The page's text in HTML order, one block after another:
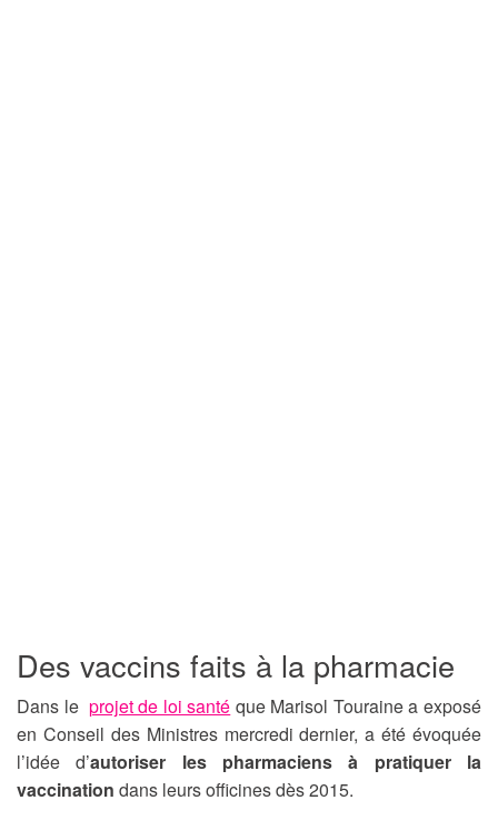
Des vaccins faits à la pharmacie
Dans le projet de loi santé que Marisol Touraine a exposé
en Conseil des Ministres mercredi dernier, a été évoquée
l’idée d’autoriser les pharmaciens à pratiquer la
vaccination dans leurs officines dès 2015.